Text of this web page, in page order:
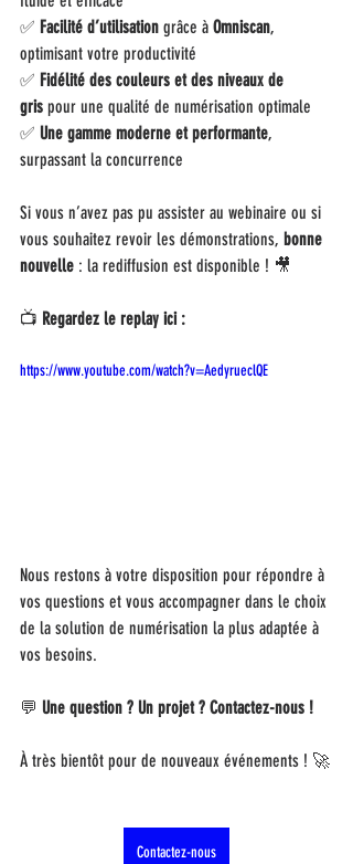
✅ Facilité d’utilisation grâce à Omniscan,
optimisant votre productivité
✅ Fidélité des couleurs et des niveaux de
gris pour une qualité de numérisation optimale
✅ Une gamme moderne et performante,
surpassant la concurrence
Si vous n’avez pas pu assister au webinaire ou si
vous souhaitez revoir les démonstrations, bonne
nouvelle : la rediffusion est disponible ! 🎥
📺 Regardez le replay ici :
https://www.youtube.com/watch?v=AedyrueclQE
Nous restons à votre disposition pour répondre à
vos questions et vous accompagner dans le choix
de la solution de numérisation la plus adaptée à
vos besoins.
💬 Une question ? Un projet ? Contactez-nous !
À très bientôt pour de nouveaux événements ! 🚀
Contactez-nous